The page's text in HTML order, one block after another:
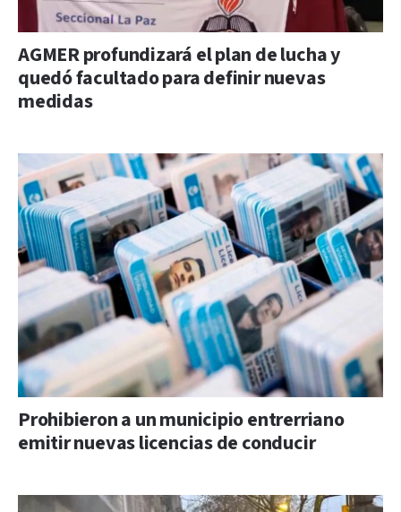
AGMER profundizará el plan de lucha y
quedó facultado para definir nuevas
medidas
Prohibieron a un municipio entrerriano
emitir nuevas licencias de conducir